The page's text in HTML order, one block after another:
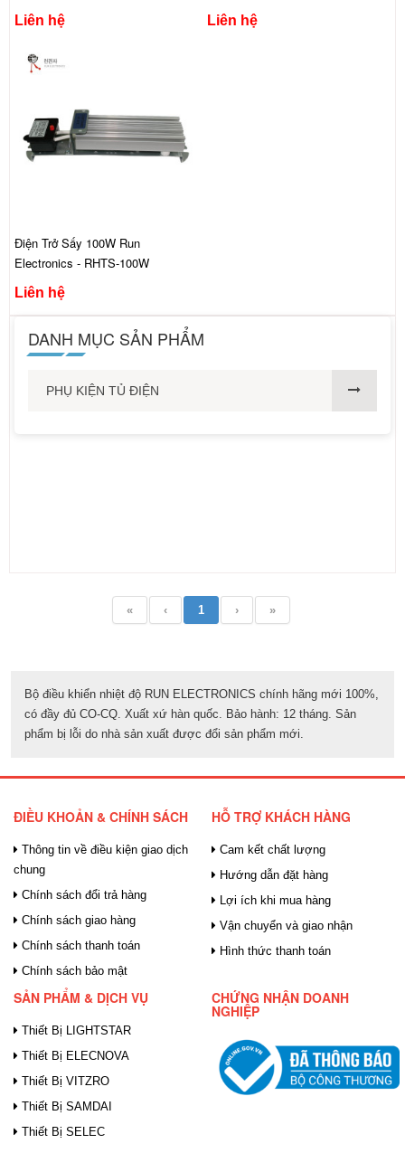
Liên hệ Liên hệ
Điện Trở Sấy 100W Run
Electronics - RHTS-100W
Liên hệ
DANH MỤC SẢN PHẨM
PHỤ KIỆN TỦ ĐIỆN
« ‹ 1 › »
Bộ điều khiển nhiệt độ RUN ELECTRONICS chính hãng mới 100%,
có đầy đủ CO-CQ. Xuất xứ hàn quốc. Bảo hành: 12 tháng. Sản
phẩm bị lỗi do nhà sản xuất được đổi sản phẩm mới.
ĐIỀU KHOẢN & CHÍNH SÁCH
Thông tin về điều kiện giao dịch
chung
Chính sách đổi trả hàng
Chính sách giao hàng
Chính sách thanh toán
Chính sách bảo mật
HỖ TRỢ KHÁCH HÀNG
Cam kết chất lượng
Hướng dẫn đặt hàng
Lợi ích khi mua hàng
Vận chuyển và giao nhận
Hình thức thanh toán
SẢN PHẨM & DỊCH VỤ
Thiết Bị LIGHTSTAR
Thiết Bị ELECNOVA
Thiết Bị VITZRO
Thiết Bị SAMDAI
Thiết Bị SELEC
CHỨNG NHẬN DOANH
NGHIỆP